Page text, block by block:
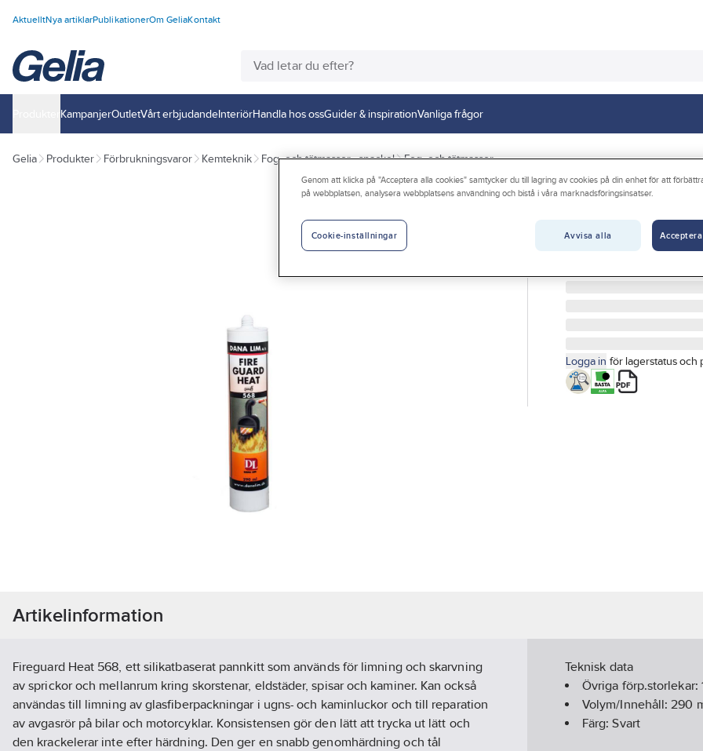
AktuelltNya artiklarPublikationerOm GeliaKontakt
KampanjerOutletVårt erbjudandeInteriörHandla hos ossGuider & inspirationVanliga frågor
Gelia Produkter Förbrukningsvaror Kemteknik Fog- och tätmassor - spackel Fog- och tätmassor
DANA LIM
Pannkitt Dana
PANNKITT DANA
Logga in för lagerstatus och
Artikelinformation
Fireguard Heat 568, ett silikatbaserat pannkitt som används för limning och skarvning
av sprickor och mellanrum kring skorstenar, eldstäder, spisar och kaminer. Kan också
användas till limning av glasfiberpackningar i ugns- och kaminluckor och till reparation
av avgasrör på bilar och motorcyklar. Konsistensen gör den lätt att trycka ut lätt och
den krackelerar inte efter härdning. Den ger en snabb genomhärdning och tål
Teknisk data
Övriga förp.storlekar:
Volym/Innehåll:290
Färg:Svart
Genom att klicka på "Acceptera alla cookies" samtycker du till lagring av cookies på din enhet för att
på webbplatsen, analysera webbplatsens användning och bistå i våra marknadsföringsinsatser.
Avvisa alla
Cookie-inställningar